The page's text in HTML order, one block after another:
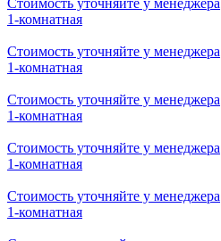
Стоимость уточняйте у менеджера
1-комнатная
Стоимость уточняйте у менеджера
1-комнатная
Стоимость уточняйте у менеджера
1-комнатная
Стоимость уточняйте у менеджера
1-комнатная
Стоимость уточняйте у менеджера
1-комнатная